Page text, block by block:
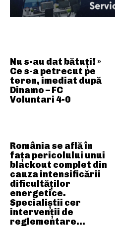
Nu s-au dat bătuți! »
Ce s-a petrecut pe
teren, imediat după
Dinamo – FC
Voluntari 4-0
România se află în
fața pericolului unui
blackout complet din
cauza intensificării
dificultăților
energetice.
Specialiștii cer
intervenții de
reglementare…